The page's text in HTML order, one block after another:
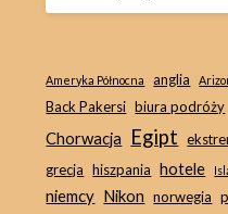
Ameryka Północna anglia
Back Pakersi biura podróży
Chorwacja Egipt
grecja hiszpania hotele
niemcy Nikon norwegia